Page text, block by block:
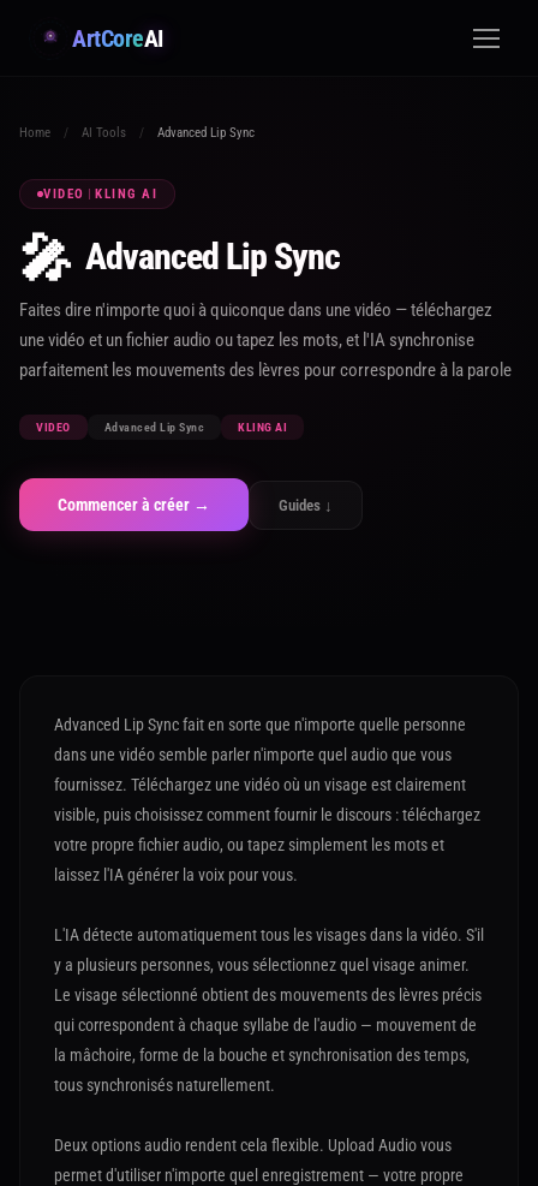
ArtCoreAI
Home / AI Tools / Advanced Lip Sync
VIDEO | KLING AI
🎤 Advanced Lip Sync
Faites dire n'importe quoi à quiconque dans une vidéo — téléchargez
une vidéo et un fichier audio ou tapez les mots, et l'IA synchronise
parfaitement les mouvements des lèvres pour correspondre à la parole
VIDEO Advanced Lip Sync KLING AI
Commencer à créer → Guides ↓
Advanced Lip Sync fait en sorte que n'importe quelle personne
dans une vidéo semble parler n'importe quel audio que vous
fournissez. Téléchargez une vidéo où un visage est clairement
visible, puis choisissez comment fournir le discours : téléchargez
votre propre fichier audio, ou tapez simplement les mots et
laissez l'IA générer la voix pour vous.
L'IA détecte automatiquement tous les visages dans la vidéo. S'il
y a plusieurs personnes, vous sélectionnez quel visage animer.
Le visage sélectionné obtient des mouvements des lèvres précis
qui correspondent à chaque syllabe de l'audio — mouvement de
la mâchoire, forme de la bouche et synchronisation des temps,
tous synchronisés naturellement.
Deux options audio rendent cela flexible. Upload Audio vous
permet d'utiliser n'importe quel enregistrement — votre propre